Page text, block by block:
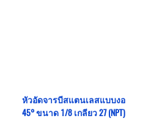
หัวอัดจารบีสแตนเลสแบบงอ
45° ขนาด 1/8 เกลียว 27 (NPT)